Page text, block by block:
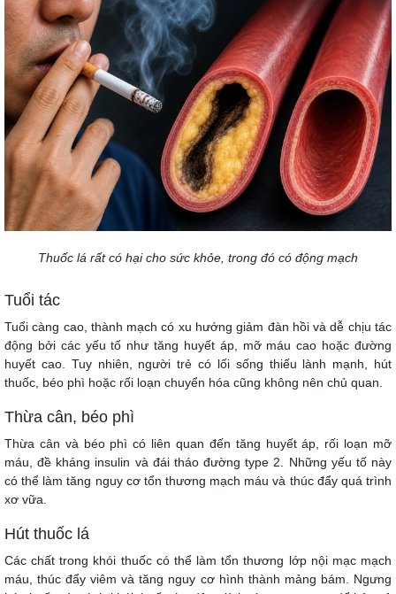
Thuốc lá rất có hại cho sức khỏe, trong đó có động mạch
Tuổi tác
Tuổi càng cao, thành mạch có xu hướng giảm đàn hồi và dễ chịu tác
động bởi các yếu tố như tăng huyết áp, mỡ máu cao hoặc đường
huyết cao. Tuy nhiên, người trẻ có lối sống thiếu lành mạnh, hút
thuốc, béo phì hoặc rối loạn chuyển hóa cũng không nên chủ quan.
Thừa cân, béo phì
Thừa cân và béo phì có liên quan đến tăng huyết áp, rối loạn mỡ
máu, đề kháng insulin và đái tháo đường type 2. Những yếu tố này
có thể làm tăng nguy cơ tổn thương mạch máu và thúc đẩy quá trình
xơ vữa.
Hút thuốc lá
Các chất trong khói thuốc có thể làm tổn thương lớp nội mạc mạch
máu, thúc đẩy viêm và tăng nguy cơ hình thành mảng bám. Ngưng